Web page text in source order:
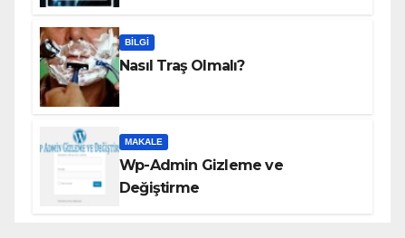
BILGI
Nasıl Traş Olmalı?
MAKALE
Wp-Admin Gizleme ve
Değiştirme